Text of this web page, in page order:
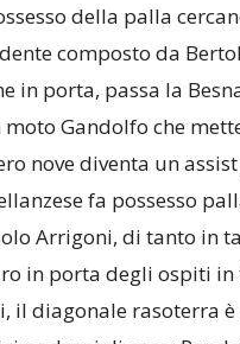
della palla
composto da
in porta, passa la
Gandolfo che
nove diventa un
fa possesso
Arrigoni, di tanto in
in porta degli ospiti
il diagonale rasoterra è